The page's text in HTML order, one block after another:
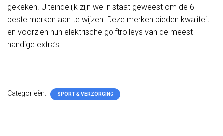
gekeken. Uiteindelijk zijn we in staat geweest om de 6
beste merken aan te wijzen. Deze merken bieden kwaliteit
en voorzien hun elektrische golftrolleys van de meest
handige extra’s.
Categorieën: SPORT & VERZORGING